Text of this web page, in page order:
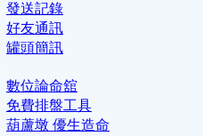
發送記錄
好友通訊
罐頭簡訊
數位論命舘
免費排盤工具
葫蘆墩 優生造命